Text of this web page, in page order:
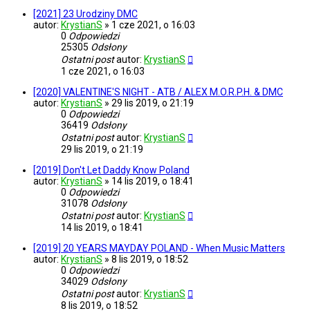
[2021] 23 Urodziny DMC
autor: KrystianS » 1 cze 2021, o 16:03
0 Odpowiedzi
25305 Odsłony
Ostatni postautor: KrystianS
1 cze 2021, o 16:03
[2020] VALENTINE'S NIGHT - ATB / ALEX M.O.R.P.H. & DMC
autor: KrystianS » 29 lis 2019, o 21:19
0 Odpowiedzi
36419 Odsłony
Ostatni postautor: KrystianS
29 lis 2019, o 21:19
[2019] Don't Let Daddy Know Poland
autor: KrystianS » 14 lis 2019, o 18:41
0 Odpowiedzi
31078 Odsłony
Ostatni postautor: KrystianS
14 lis 2019, o 18:41
[2019] 20 YEARS MAYDAY POLAND - When Music Matters
autor: KrystianS » 8 lis 2019, o 18:52
0 Odpowiedzi
34029 Odsłony
Ostatni postautor: KrystianS
8 lis 2019, o 18:52